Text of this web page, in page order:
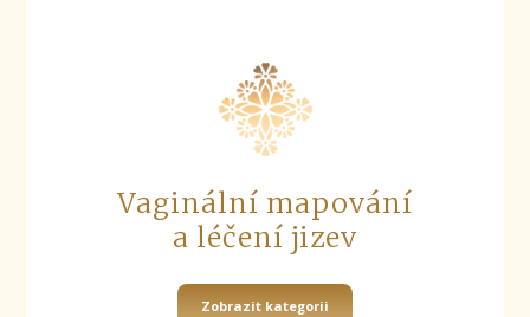
Vaginální mapování
a léčení jizev
Zobrazit kategorii